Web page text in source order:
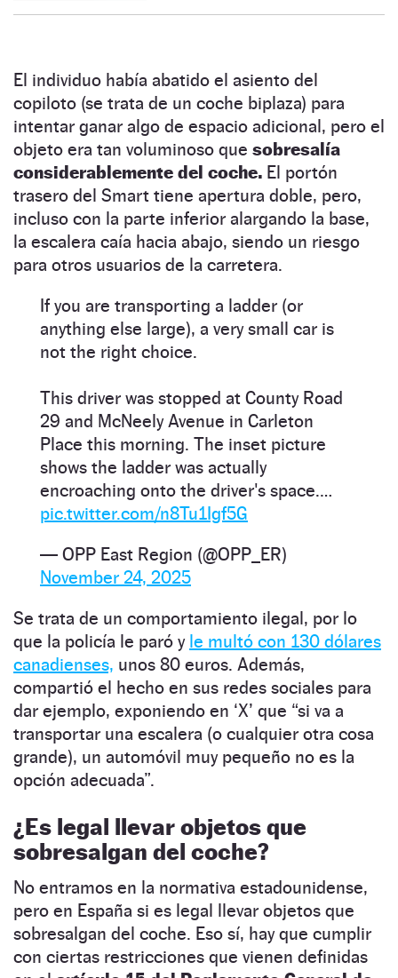
El individuo había abatido el asiento del
copiloto (se trata de un coche biplaza) para
intentar ganar algo de espacio adicional, pero el
objeto era tan voluminoso que sobresalía
considerablemente del coche. El portón
trasero del Smart tiene apertura doble, pero,
incluso con la parte inferior alargando la base,
la escalera caía hacia abajo, siendo un riesgo
para otros usuarios de la carretera.
If you are transporting a ladder (or
anything else large), a very small car is
not the right choice.
This driver was stopped at County Road
29 and McNeely Avenue in Carleton
Place this morning. The inset picture
shows the ladder was actually
encroaching onto the driver's space.…
pic.twitter.com/n8Tu1Igf5G
— OPP East Region (@OPP_ER)
November 24, 2025
Se trata de un comportamiento ilegal, por lo
que la policía le paró y le multó con 130 dólares
canadienses, unos 80 euros. Además,
compartió el hecho en sus redes sociales para
dar ejemplo, exponiendo en ‘X’ que “si va a
transportar una escalera (o cualquier otra cosa
grande), un automóvil muy pequeño no es la
opción adecuada”.
¿Es legal llevar objetos que
sobresalgan del coche?
No entramos en la normativa estadounidense,
pero en España si es legal llevar objetos que
sobresalgan del coche. Eso sí, hay que cumplir
con ciertas restricciones que vienen definidas